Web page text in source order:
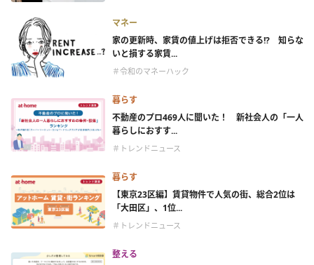
マネー
家の更新時、家賃の値上げは拒否できる!? 知らな
いと損する家賃...
＃令和のマネーハック
暮らす
不動産のプロ469人に聞いた！ 新社会人の「一人
暮らしにおすす...
＃トレンドニュース
暮らす
【東京23区編】賃貸物件で人気の街、総合2位は
「大田区」、1位...
＃トレンドニュース
整える